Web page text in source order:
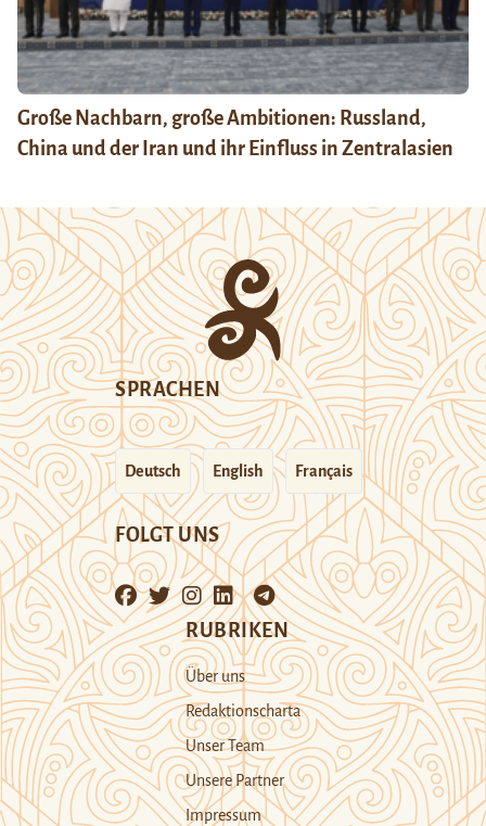
Große Nachbarn, große Ambitionen: Russland,
China und der Iran und ihr Einfluss in Zentralasien
SPRACHEN
Deutsch English Français
FOLGT UNS
RUBRIKEN
Über uns
Redaktionscharta
Unser Team
Unsere Partner
Impressum